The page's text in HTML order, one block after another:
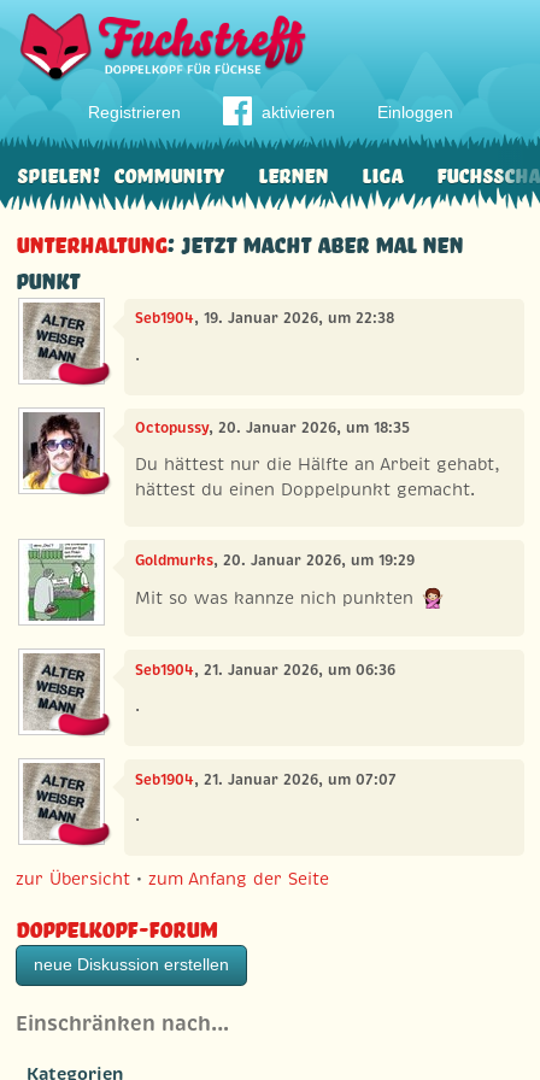
Registrieren aktivieren Einloggen
Community Lernen Liga
Spielen!
Unterhaltung: Jetzt macht aber mal nen
Punkt
Seb1904, 19. Januar 2026, um 22:38
.
Octopussy, 20. Januar 2026, um 18:35
Du hättest nur die Hälfte an Arbeit gehabt,
hättest du einen Doppelpunkt gemacht.
Goldmurks, 20. Januar 2026, um 19:29
Mit so was kannze nich punkten
Seb1904, 21. Januar 2026, um 06:36
.
Seb1904, 21. Januar 2026, um 07:07
.
zur Übersicht •zum Anfang der Seite
Doppelkopf-Forum
neue Diskussion erstellen
Einschränken nach…
Kategorien